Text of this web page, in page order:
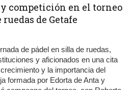
competición en el torneo
de Getafe
de pádel en silla de ruedas,
y aficionados en una cita
y la importancia del
formada por Edorta de Anta y